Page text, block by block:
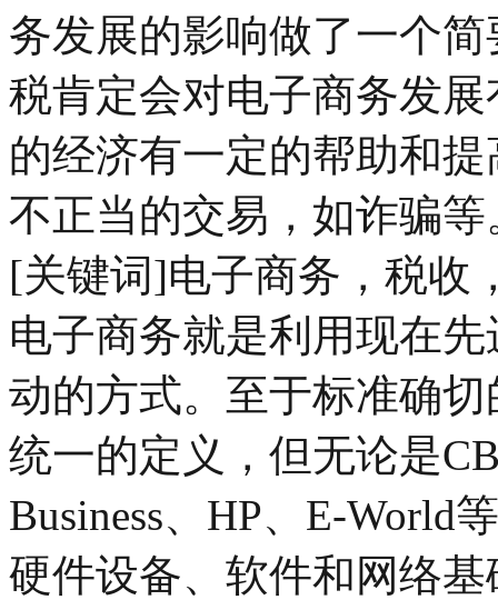
务发展的影响做了一个
税肯定会对电子商务发
的经济有一定的帮助和
不正当的交易，如诈骗等
[关键词]电子商务，税收
电子商务就是利用现在
动的方式。至于标准确
统一的定义，但无论是
Business、HP、E-World
硬件设备、软件和网络